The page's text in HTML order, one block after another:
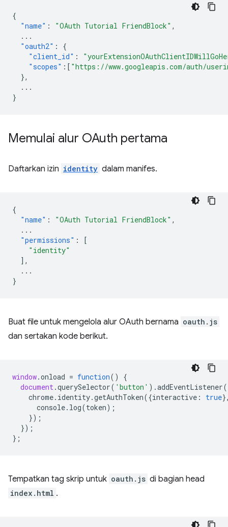
{
"name" : "OAuth Tutorial FriendBlock" ,
...
"oauth2" :
{
"client_id" :
"scopes" :[ "https://www.googleapis.com/auth/
},
...
}
Memulai alur OAuth pertama
Daftarkan izin identity dalam manifes.
{
"name" : "OAuth Tutorial FriendBlock" ,
...
"permissions" :
[
"identity"
],
...
}
Buat file untuk mengelola alur OAuth bernama oauth.js
dan sertakan kode berikut.
window.onload = function()
{
document.querySelector( 'button' ).addEventListener(
chrome. identity.getAuthToken({interactive : true
console. log(token);
});
});
};
Tempatkan tag skrip untuk oauth.js di bagian head
index.html .